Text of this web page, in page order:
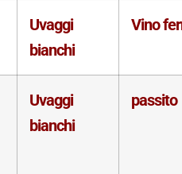
Uvaggi
bianchi
Vino
Uvaggi
bianchi
passito